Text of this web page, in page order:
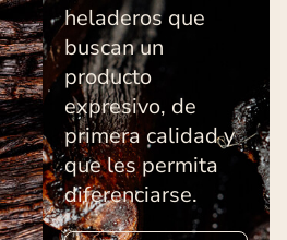
heladeros que
buscan un
producto
expresivo, de
primera calidad y
que les permita
diferenciarse.